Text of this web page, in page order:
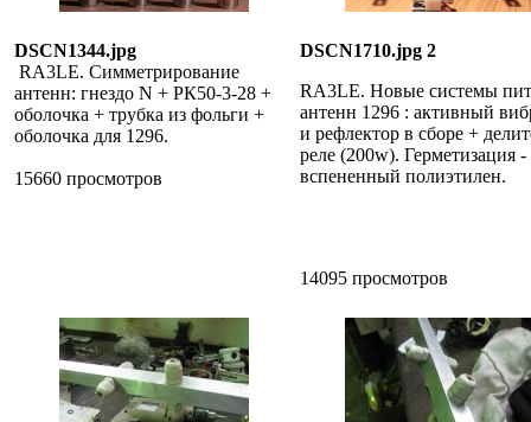
DSCN1344.jpg
RA3LE. Симметрирование
антенн: гнездо N + РК50-3-28 +
оболочка + трубка из фольги +
оболочка для 1296.
15660 просмотров
DSCN1710.jpg 2
RA3LE. Новые системы
антенн 1296 : активный
и рефлектор в сборе +
реле (200w). Герметизация -
вспененный полиэтилен.
14095 просмотров